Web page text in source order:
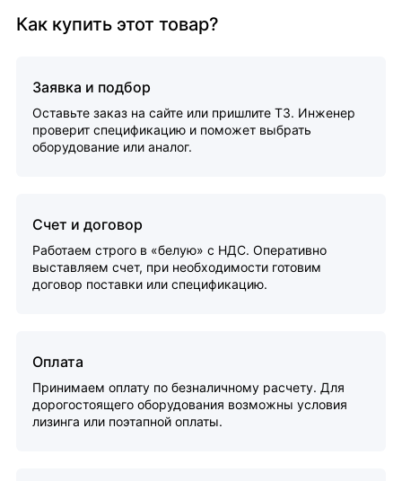
Как купить этот товар?
Заявка и подбор
Оставьте заказ на сайте или пришлите ТЗ. Инженер
проверит спецификацию и поможет выбрать
оборудование или аналог.
Счет и договор
Работаем строго в «белую» с НДС. Оперативно
выставляем счет, при необходимости готовим
договор поставки или спецификацию.
Оплата
Принимаем оплату по безналичному расчету. Для
дорогостоящего оборудования возможны условия
лизинга или поэтапной оплаты.